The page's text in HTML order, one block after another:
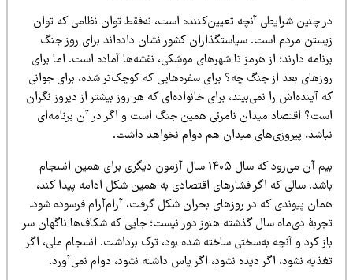
چنین شرایطی آنچه تعیین‌کننده است، نه‌فقط توان نظامی که توان
مردم است. سیاستگذاران کشور نشان داده‌اند برای روز جنگ
دارند؛ از هرمز تا شهرهای موشکی، نقشه‌ها آماده است. اما برای
بعد از جنگ چه؟ برای سفره‌هایی که کوچک‌تر شده، برای جوانی
آینده‌اش را نمی‌بیند، برای خانواده‌ای که هر روز بیشتر از دیروز نگران
اقتصاد میدان نامرئی همین جنگ است و اگر در آن برنامه‌ای
پیروزی‌های میدان هم دوام نخواهد داشت.
بیم آن می‌رود که سال ۱۴۰۵ سال آزمون دیگری برای همین انسجام
سالی که اگر فشارهای اقتصادی به همین شکل ادامه پیدا کند،
پیوندی که در روزهای بحران شکل گرفت، آرام‌آرام فرسوده شود.
دی‌ماه سال گذشته هنوز دور نیست؛ جایی که شکاف‌ها ناگهان سر
کرد و آنچه به‌سختی ساخته شده بود، ترک برداشت. انسجام ملی، اگر
نشود، اگر دیده نشود، اگر پاس داشته نشود، دوام نمی‌آورد.